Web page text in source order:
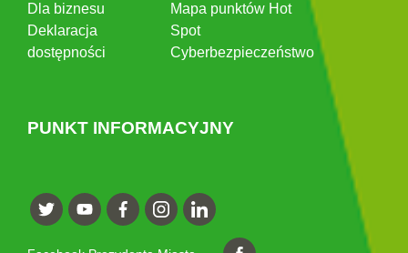
Dla biznesu
Deklaracja
dostępności
Mapa punktów Hot
Spot
Cyberbezpieczeństwo
PUNKT INFORMACYJNY